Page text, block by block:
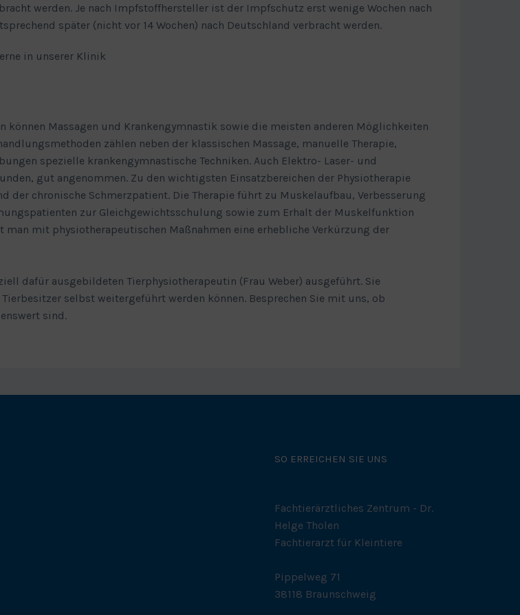
werden. Je nach Impfstoffhersteller ist der Impfschutz erst wenige Wochen nach
später (nicht vor 14 Wochen) nach Deutschland verbracht werden.
in unserer Klinik
können Massagen und Krankengymnastik sowie die meisten anderen Möglichkeiten
zählen neben der klassischen Massage, manuelle Therapie,
spezielle krankengymnastische Techniken. Auch Elektro- Laser- und
gut angenommen. Zu den wichtigsten Einsatzbereichen der Physiotherapie
der chronische Schmerzpatient. Die Therapie führt zu Muskelaufbau, Verbesserung
zur Gleichgewichtsschulung sowie zum Erhalt der Muskelfunktion
man mit physiotherapeutischen Maßnahmen eine erhebliche Verkürzung der
dafür ausgebildeten Tierphysiotherapeutin (Frau Weber) ausgeführt. Sie
selbst weitergeführt werden können. Besprechen Sie mit uns, ob
sind.
SO ERREICHEN SIE UNS
Fachtierärztliches Zentrum - Dr.
Helge Tholen
Fachtierarzt für Kleintiere
Pippelweg 71
38118 Braunschweig